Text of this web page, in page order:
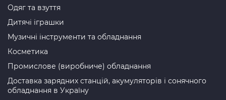
Одяг та взуття
Дитячі іграшки
Музичні інструменти та обладнання
Косметика
Промислове (виробниче) обладнання
Доставка зарядних станцій, акумуляторів і сонячного
обладнання в Україну